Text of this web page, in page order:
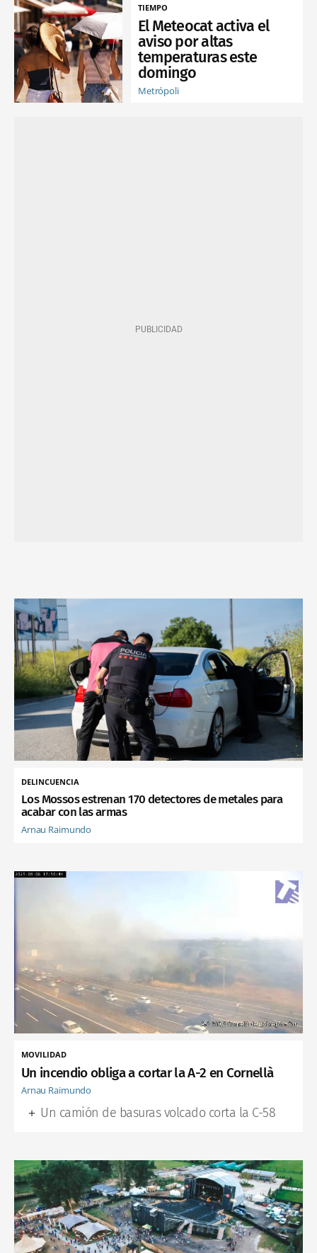
TIEMPO
El Meteocat activa el
aviso por altas
temperaturas este
domingo
Metrópoli
DELINCUENCIA
Los Mossos estrenan 170 detectores de metales para
acabar con las armas
Arnau Raimundo
MOVILIDAD
Un incendio obliga a cortar la A-2 en Cornellà
Arnau Raimundo
Un camión de basuras volcado corta la C-58